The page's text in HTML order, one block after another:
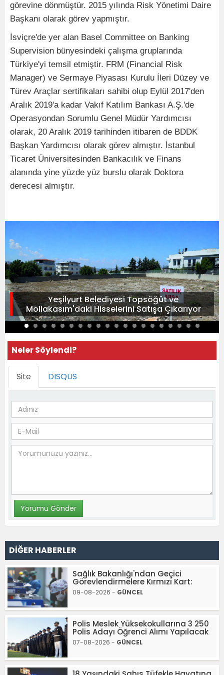
görevine dönmüştür. 2015 yılında Risk Yönetimi Daire
Başkanı olarak görev yapmıştır.
İsviçre'de yer alan Basel Committee on Banking
Supervision bünyesindeki çalışma gruplarında
Türkiye'yi temsil etmiştir. FRM (Financial Risk
Manager) ve Sermaye Piyasası Kurulu İleri Düzey ve
Türev Araçlar sertifikaları sahibi olup Eylül 2017'den
Aralık 2019'a kadar Vakıf Katılım Bankası A.Ş.'de
Operasyondan Sorumlu Genel Müdür Yardımcısı
olarak, 20 Aralık 2019 tarihinden itibaren de BDDK
Başkan Yardımcısı olarak görev almıştır. İstanbul
Ticaret Üniversitesinden Bankacılık ve Finans
alanında yine yüzde yüz burslu olarak Doktora
derecesi almıştır.
Yeşilyurt Belediyesi Topsöğüt ve
Mollakasım'daki Hisselerini Satışa Çıkarıyor
Neler Söylendi?
Site DISQUS
DİĞER HABERLER
Sağlık Bakanlığı'ndan Geçici
Görevlendirmelere Kırmızı Kart:
09-08-2026 - GÜNCEL
Polis Meslek Yüksekokullarına 3 250
Polis Adayı Öğrenci Alımı Yapılacak
07-08-2026 - GÜNCEL